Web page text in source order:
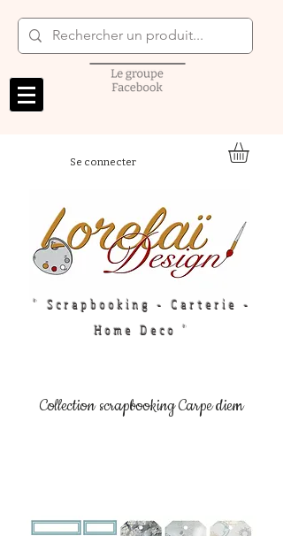
Se connecter
" Scrapbooking - Carterie -
Home Deco "
Collection scrapbooking Carpe diem